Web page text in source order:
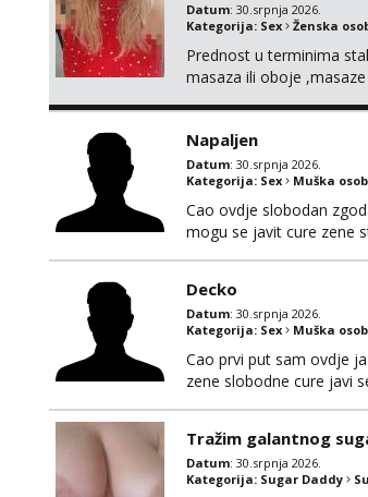
Datum: 30.srpnja 2026.
Kategorija: Sex Ženska
Prednost u terminima
masaza ili oboje
Napaljen
Datum: 30.srpnja 2026.
Kategorija: Sex Muška
Cao ovdje slobodan
mogu se javit cure zene
Decko
Datum: 30.srpnja 2026.
Kategorija: Sex Muška
Cao prvi put sam ovdje
zene slobodne cure javi
Tražim galantnog
Datum: 30.srpnja 2026.
Kategorija: Sugar Daddy